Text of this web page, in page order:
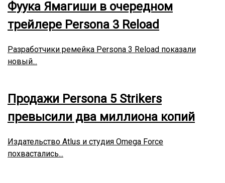
Фуука Ямагиши в очередном
трейлере Persona 3 Reload
Разработчики ремейка Persona 3 Reload показали
новый...
Продажи Persona 5 Strikers
превысили два миллиона копий
Издательство Atlus и студия Omega Force
похвастались...